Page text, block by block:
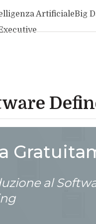
ArtificialeBig
al